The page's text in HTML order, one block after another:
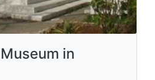
in